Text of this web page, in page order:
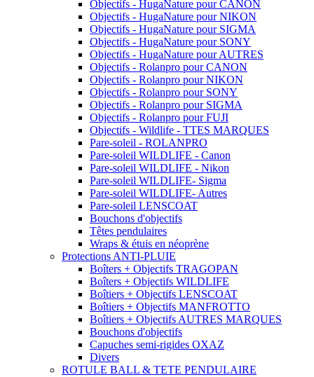
Objectifs - HugaNature pour CANON
Objectifs - HugaNature pour NIKON
Objectifs - HugaNature pour SIGMA
Objectifs - HugaNature pour SONY
Objectifs - HugaNature pour AUTRES
Objectifs - Rolanpro pour CANON
Objectifs - Rolanpro pour NIKON
Objectifs - Rolanpro pour SONY
Objectifs - Rolanpro pour SIGMA
Objectifs - Rolanpro pour FUJI
Objectifs - Wildlife - TTES MARQUES
Pare-soleil - ROLANPRO
Pare-soleil WILDLIFE - Canon
Pare-soleil WILDLIFE - Nikon
Pare-soleil WILDLIFE- Sigma
Pare-soleil WILDLIFE- Autres
Pare-soleil LENSCOAT
Bouchons d'objectifs
Têtes pendulaires
Wraps & étuis en néoprène
Protections ANTI-PLUIE
Boîters + Objectifs TRAGOPAN
Boîters + Objectifs WILDLIFE
Boîtiers + Objectifs LENSCOAT
Boîtiers + Objectifs MANFROTTO
Boîtiers + Objectifs AUTRES MARQUES
Bouchons d'objectifs
Capuches semi-rigides OXAZ
Divers
ROTULE BALL & TETE PENDULAIRE